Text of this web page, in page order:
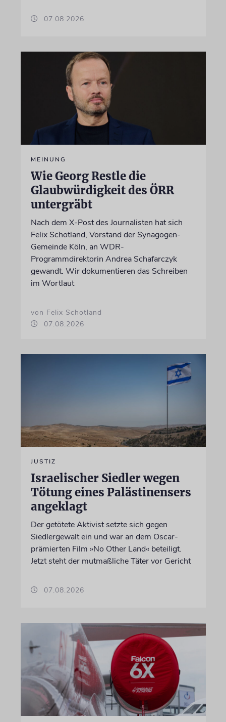
07.08.2026
MEINUNG
Wie Georg Restle die
Glaubwürdigkeit des ÖRR
untergräbt
Nach dem X-Post des Journalisten hat sich
Felix Schotland, Vorstand der Synagogen-
Gemeinde Köln, an WDR-
Programmdirektorin Andrea Schafarczyk
gewandt. Wir dokumentieren das Schreiben
im Wortlaut
von Felix Schotland
07.08.2026
JUSTIZ
Israelischer Siedler wegen
Tötung eines Palästinensers
angeklagt
Der getötete Aktivist setzte sich gegen
Siedlergewalt ein und war an dem Oscar-
prämierten Film »No Other Land« beteiligt.
Jetzt steht der mutmaßliche Täter vor Gericht
07.08.2026